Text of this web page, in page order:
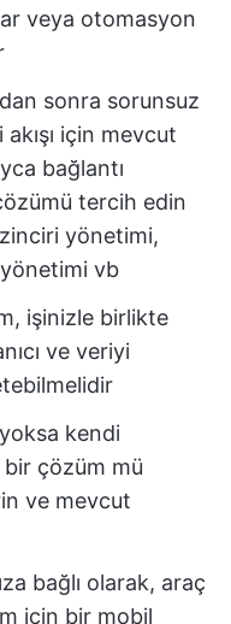
veya otomasyon
sonra sorunsuz
için mevcut
bağlantı
tercih edin
yönetimi,
vb
işinizle birlikte
ve veriyi
kendi
bir çözüm mü
ve mevcut
bağlı olarak, araç
için bir mobil